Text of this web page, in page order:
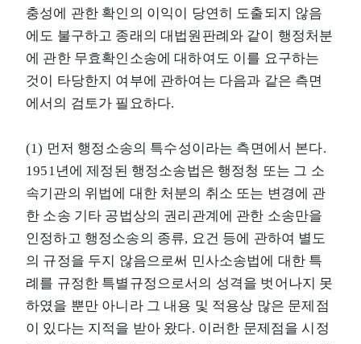
충성에 관한 확인의 이익이 당연히 도출되지 않음
에도 불구하고 종래의 대법원판례와 같이 행정처분
에 관한 무효확인소송에 대하여도 이를 요구하는
것이 타당한지 여부에 관하여는 다음과 같은 측면
에서의 검토가 필요하다.
(1) 먼저 행정소송의 특수성이라는 측면에서 본다.
1951년에 제정된 행정소송법은 행정청 또는 그 소
속기관의 위법에 대한 처분의 취소 또는 변경에 관
한 소송 기타 공법상의 권리관계에 관한 소송만을
인정하고 행정소송의 종류, 요건 등에 관하여 별도
의 규정을 두지 않음으로써 민사소송법에 대한 특
례를 규정한 특별규정으로서의 성격을 벗어나지 못
하였을 뿐만 아니라 그 내용 및 적용상 많은 문제점
이 있다는 지적을 받아 왔다. 이러한 문제점을 시정